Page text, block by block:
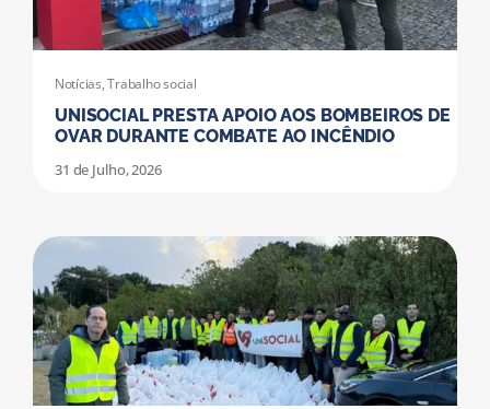
Notícias,Trabalho social
UNISOCIAL PRESTA APOIO AOS BOMBEIROS DE
OVAR DURANTE COMBATE AO INCÊNDIO
31 de Julho, 2026